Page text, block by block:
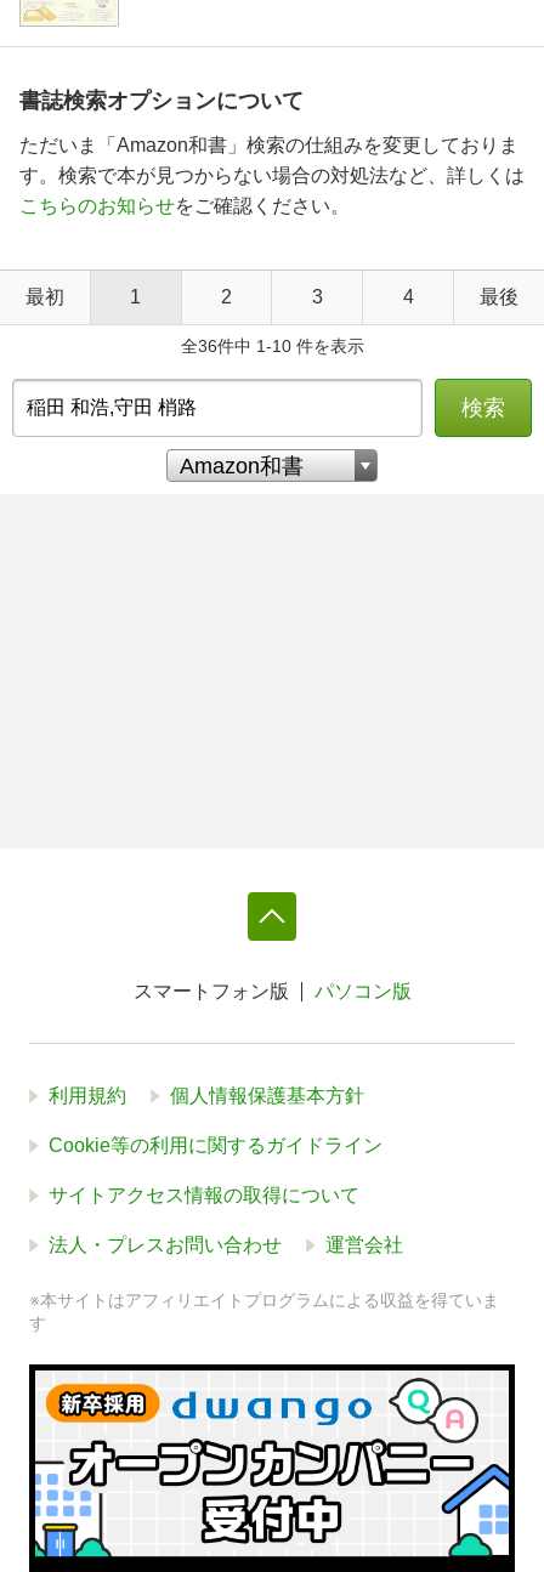
書誌検索オプションについて
ただいま「Amazon和書」検索の仕組みを変更しておりま
す。検索で本が見つからない場合の対処法など、詳しくは
こちらのお知らせをご確認ください。
最初 1 2 3 4 最後
全36件中 1-10 件を表示
検索
スマートフォン版 パソコン版
利用規約 個人情報保護基本方針
Cookie等の利用に関するガイドライン
サイトアクセス情報の取得について
法人・プレスお問い合わせ 運営会社
※本サイトはアフィリエイトプログラムによる収益を得ていま
す